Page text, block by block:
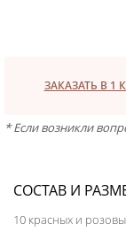
ЗАКАЗАТЬ В 1
* Если возникли
СОСТАВ И
10 красных и